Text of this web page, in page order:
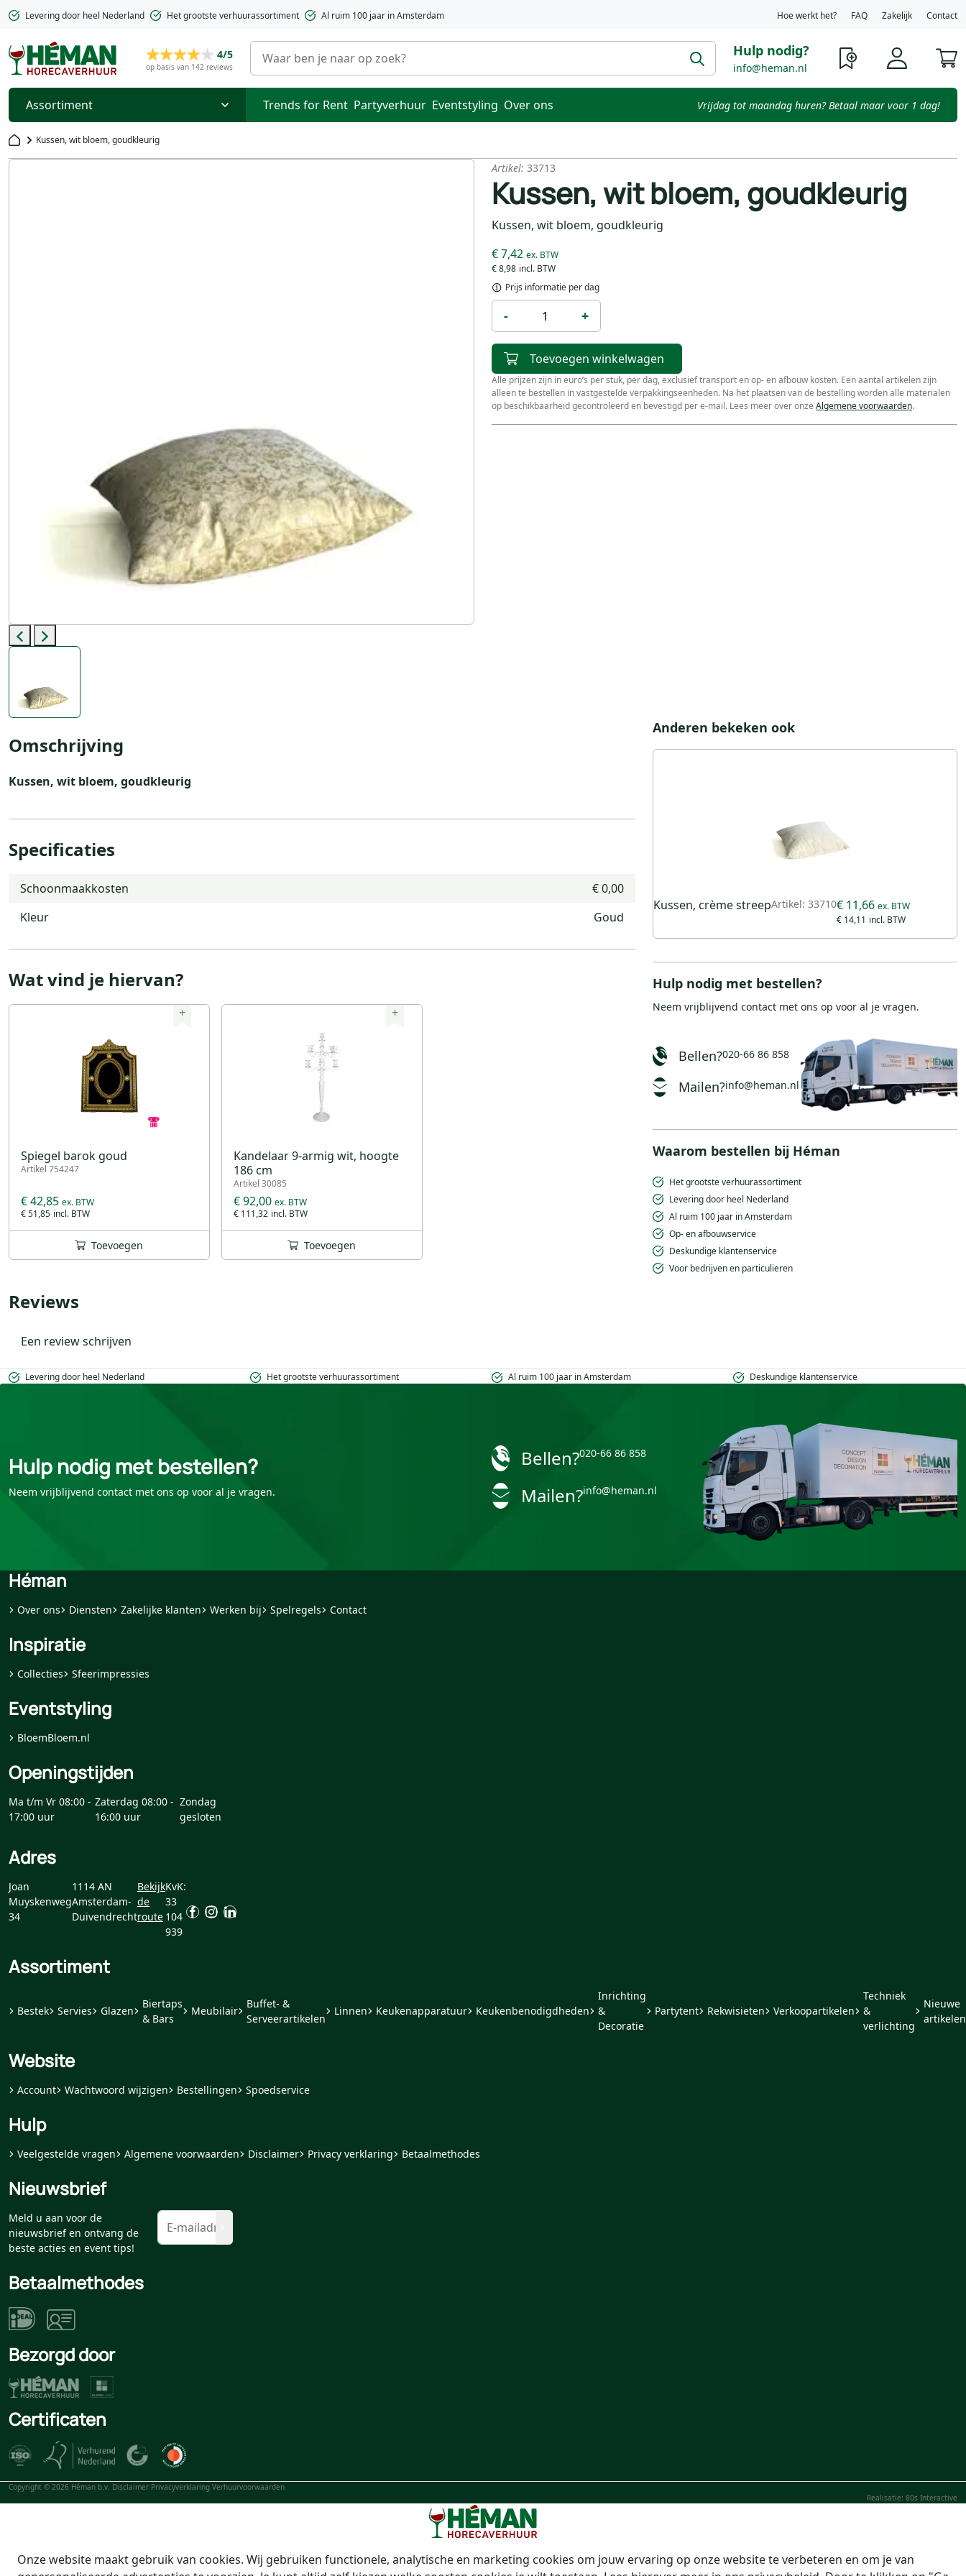
Levering door heel Nederland Het grootste verhuurassortiment Al ruim 100 jaar in Amsterdam Hoe werkt het? FAQ Zakelijk Contact
4/5
op basis van 142 reviews
Hulp nodig?
info@heman.nl
Assortiment Trends for Rent Partyverhuur Eventstyling Over ons Vrijdag tot maandag huren? Betaal maar voor 1 dag!
Kussen, wit bloem, goudkleurig
Previous
Next
Artikel: 33713
Kussen, wit bloem, goudkleurig
Kussen, wit bloem, goudkleurig
€ 8,98
€ 7,42
Prijs informatie per dag
- +
Toevoegen winkelwagen
Alle prijzen zijn in euro’s per stuk, per dag, exclusief transport en op- en afbouw kosten. Een aantal artikelen zijn
alleen te bestellen in vastgestelde verpakkingseenheden. Na het plaatsen van de bestelling worden alle materialen
op beschikbaarheid gecontroleerd en bevestigd per e-mail. Lees meer over onze Algemene voorwaarden.
Omschrijving
Kussen, wit bloem, goudkleurig
Specificaties
Schoonmaakkosten
€ 0,00
Kleur
Goud
Wat vind je hiervan?
+
Spiegel barok goud
Artikel 754247
€ 51,85
€ 42,85
Toevoegen
+
Kandelaar 9-armig wit, hoogte
186 cm
Artikel 30085
€ 111,32
€ 92,00
Toevoegen
Reviews
Een review schrijven
Anderen bekeken ook
Kussen, crème streepArtikel: 33710
€ 14,11
€ 11,66
Hulp nodig met bestellen?
Neem vrijblijvend contact met ons op voor al je vragen.
Bellen?020-66 86 858
Mailen?info@heman.nl
Waarom bestellen bij Héman
Het grootste verhuurassortiment
Levering door heel Nederland
Al ruim 100 jaar in Amsterdam
Op- en afbouwservice
Deskundige klantenservice
Voor bedrijven en particulieren
Levering door heel Nederland Het grootste verhuurassortiment Al ruim 100 jaar in Amsterdam Deskundige klantenservice
Hulp nodig met bestellen?
Neem vrijblijvend contact met ons op voor al je vragen.
Bellen?020-66 86 858
Mailen?info@heman.nl
Héman
Over ons Diensten Zakelijke klanten Werken bij Spelregels Contact
Inspiratie
Collecties Sfeerimpressies
Eventstyling
BloemBloem.nl
Openingstijden
Ma t/m Vr 08:00 -
17:00 uur
Zaterdag 08:00 -
16:00 uur
Zondag
gesloten
Adres
Joan
Muyskenweg
34
1114 AN
Amsterdam-
Duivendrecht
Bekijk
de
route
KvK:
33
104
939
Assortiment
Bestek Servies Glazen
Biertaps
& Bars
Meubilair
Buffet- &
Serveerartikelen
Linnen Keukenapparatuur Keukenbenodigdheden
Inrichting
&
Decoratie
Partytent Rekwisieten Verkoopartikelen
Techniek
&
verlichting
Nieuwe
artikelen
Website
Account Wachtwoord wijzigen Bestellingen Spoedservice
Hulp
Veelgestelde vragen Algemene voorwaarden Disclaimer Privacy verklaring Betaalmethodes
Nieuwsbrief
Meld u aan voor de
nieuwsbrief en ontvang de
beste acties en event tips!
Betaalmethodes
Bezorgd door
Certificaten
Copyright © 2026 Héman b.v. Disclaimer Privacyverklaring Verhuurvoorwaarden
Realisatie: 80s Interactive
Onze website maakt gebruik van cookies. Wij gebruiken functionele, analytische en marketing cookies om jouw ervaring op onze website te verbeteren en om je van